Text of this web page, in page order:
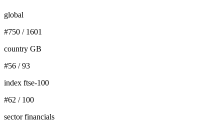
global
#750 / 1601
country GB
#56 /93
index ftse-100
#62 / 100
sector financials